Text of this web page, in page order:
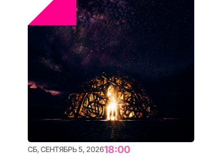
ВСЕ ПАРТНЕРЫ
НОВОСТИ